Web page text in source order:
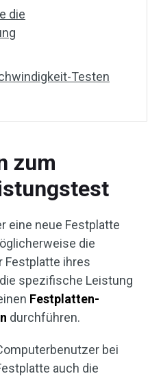
die
Testen
zum
eine neue Festplatte
die
Festplatte ihres
spezifische Leistung
Festplatten-
durchführen.
bei
auch die